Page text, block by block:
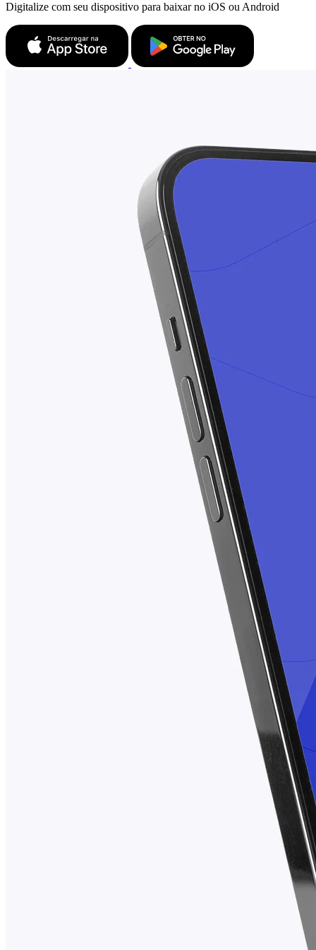
Digitalize com seu dispositivo para baixar no iOS ou Android